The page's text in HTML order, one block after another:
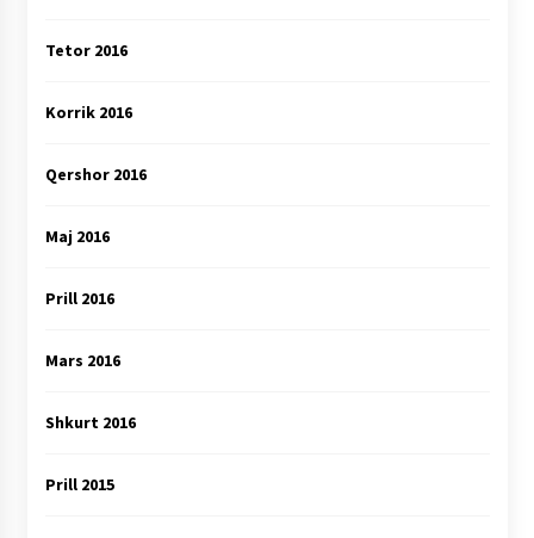
Tetor 2016
Korrik 2016
Qershor 2016
Maj 2016
Prill 2016
Mars 2016
Shkurt 2016
Prill 2015